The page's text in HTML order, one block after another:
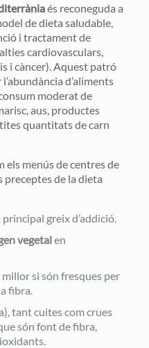
és reconeguda a
de dieta saludable,
i tractament de
cardiovasculars,
i càncer). Aquest patró
d’aliments
moderat de
aus, productes
quantitats de carn
els menús de centres de
preceptes de la dieta
greix d’addició.
vegetalen
si són fresques per
fibra.
tant cuites com crues
són font de fibra,